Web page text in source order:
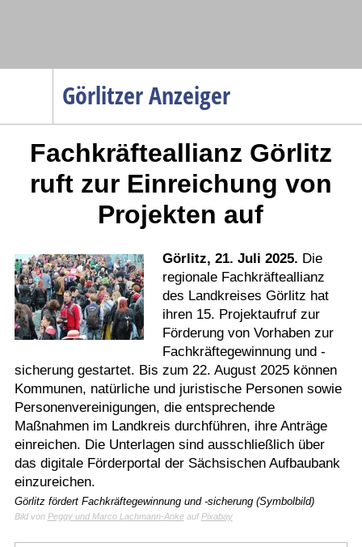
Görlitzer Anzeiger
Menüpunkte
Politik
Gesellschaft
Verkehr
Gesundheit
Kultur
Termine
Kostenlos
Fachkräfteallianz Görlitz
ruft zur Einreichung von
Projekten auf
Görlitz, 21. Juli 2025. Die
regionale Fachkräfteallianz
des Landkreises Görlitz hat
ihren 15. Projektaufruf zur
Förderung von Vorhaben zur
Fachkräftegewinnung und -
sicherung gestartet. Bis zum 22. August 2025 können
Kommunen, natürliche und juristische Personen sowie
Personenvereinigungen, die entsprechende
Maßnahmen im Landkreis durchführen, ihre Anträge
einreichen. Die Unterlagen sind ausschließlich über
das digitale Förderportal der Sächsischen Aufbaubank
einzureichen.
Görlitz fördert Fachkräftegewinnung und -sicherung (Symbolbild)
Bild von Peggy und Marco Lachmann-AnkeaufPixabay